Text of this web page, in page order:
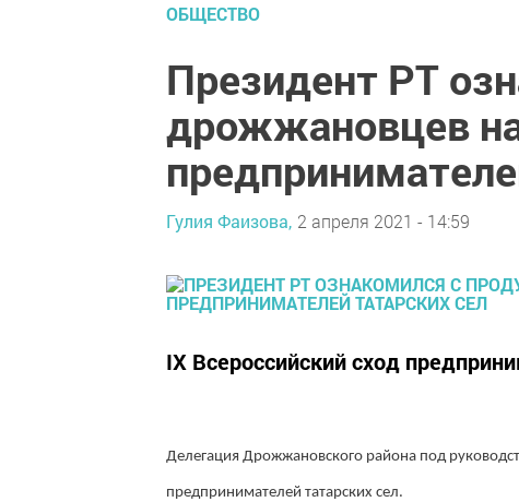
ОБЩЕСТВО
Президент РТ
дрожжановцев
Гулия Фаизова, 2 апреля 2021 - 14:59
IX Всероссийский сход
Делегация Дрожжановского района под
предпринимателей татарских сел.